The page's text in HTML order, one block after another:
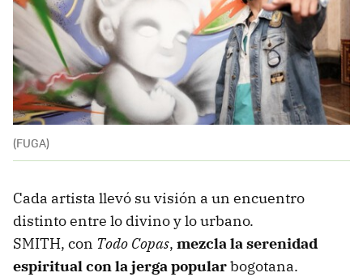
(FUGA)
Cada artista llevó su visión a un encuentro
distinto entre lo divino y lo urbano.
SMITH, con Todo Copas, mezcla la serenidad
espiritual con la jerga popularbogotana.